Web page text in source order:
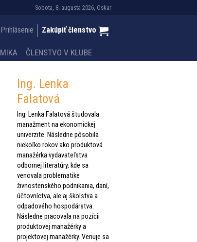
Sobota, 8. augusta 2026, Oskar
Prihlásenie Zakúpiť členstvo
ČLENSTVO V KLUBE
Ing. Lenka
Falatová
Ing. Lenka Falatová študovala
manažment na ekonomickej
univerzite. Následne pôsobila
niekoľko rokov ako produktová
manažérka vydavateľstva
odbornej literatúry, kde sa
venovala problematike
živnostenského podnikania, daní,
účtovníctva, ale aj školstva a
odpadového hospodárstva.
Následne pracovala na pozícii
produktovej manažérky a
projektovej manažérky. Venuje sa